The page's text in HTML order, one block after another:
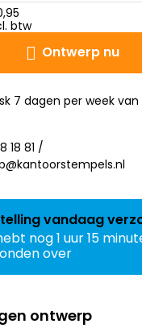
Ontwerp nu
btw
7 dagen per week
18 81 /
vandaag
nog1 uur 15
over
ontwerp